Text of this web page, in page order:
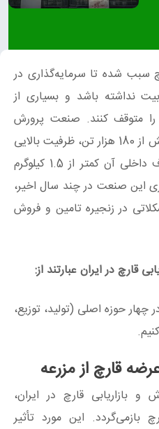
سبب شده تا سرمایه‌گذاری در
نداشته باشد و بسیاری از
را متوقف کنند. صنعت پرورش
قارچ در ایران با تولید سالانه بیش از 180 هزار تن، ظرفیت بالایی
در منطقه دارد؛ اما سرانه مصرف داخلی آن کمتر از 1.5 کیلوگرم
صنعت در چند سال اخیر،
در زنجیره تامین و فروش
قارچ در ایران عبارتند از:
چهار حوزه اصلی (تولید، توزیع،
بازاریابی قارچ در ایران،
بازمی‌گردد. این مورد تأثیر